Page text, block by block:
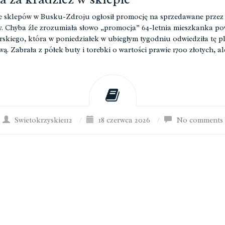
sklepów w Busku-Zdroju ogłosił promocję na sprzedawane przez
Chyba źle zrozumiała słowo „promocja” 64-letnia mieszkanka
która w poniedziałek w ubiegłym tygodniu odwiedziła tę
Zabrała z półek buty i torebki o wartości prawie 1700 złotych,
Swietokrzyskie112 / 18 czerwca 2026 / No comments